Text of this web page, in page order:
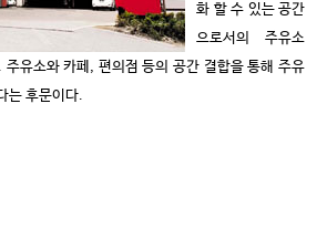
화 할 수 있는 공간
으로서의 주유소
주유소와 카페 , 편의점 등의 공간 결합을 통해 주유
는 후문이다.